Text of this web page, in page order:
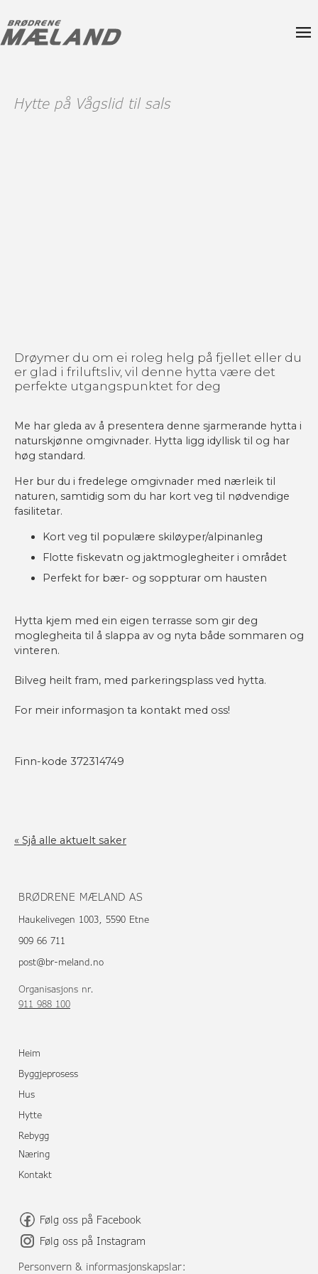
Hytte på Vågslid til sals
Drøymer du om ei roleg helg på fjellet eller du
er glad i friluftsliv, vil denne hytta være det
perfekte utgangspunktet for deg
Me har gleda av å presentera denne sjarmerande hytta i
naturskjønne omgivnader. Hytta ligg idyllisk til og har
høg standard.
Her bur du i fredelege omgivnader med nærleik til
naturen, samtidig som du har kort veg til nødvendige
fasilitetar.
Kort veg til populære skiløyper/alpinanleg
Flotte fiskevatn og jaktmoglegheiter i området
Perfekt for bær- og soppturar om hausten
Hytta kjem med ein eigen terrasse som gir deg
moglegheita til å slappa av og nyta både sommaren og
vinteren.
Bilveg heilt fram, med parkeringsplass ved hytta.
For meir informasjon ta kontakt med oss!
Finn-kode 372314749
« Sjå alle aktuelt saker
BRØDRENE MÆLAND AS
Haukelivegen 1003, 5590 Etne
909 66 711
post@br-meland.no
Organisasjons nr.
911 988 100
Heim
Byggjeprosess
Hus
Hytte
Rebygg
Næring
Kontakt
Følg oss på Facebook
Følg oss på Instagram
Personvern & informasjonskapslar: